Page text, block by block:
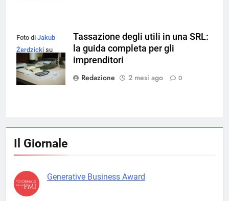
Foto di Jakub
Żerdzicki su
Unsplash
Tassazione degli utili in una SRL:
la guida completa per gli
imprenditori
Redazione
2 mesi ago 0
Il Giornale
Generative Business Award